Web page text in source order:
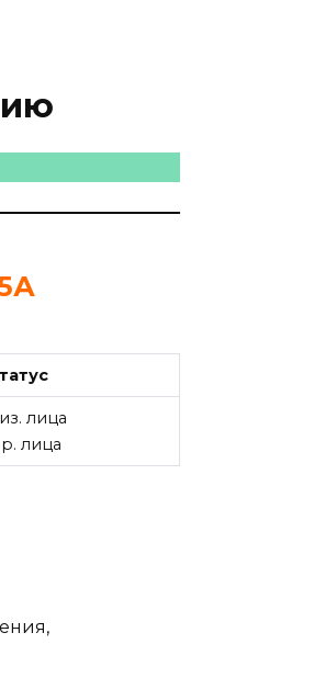
лица
лица